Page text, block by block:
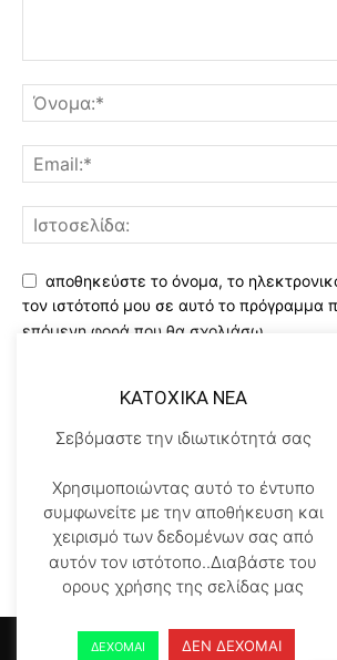
αποθηκεύστε το όνομα, το
τον ιστότοπό μου σε αυτό το πρόγραμμα
επόμενη φορά που θα σχολιάσω.
Χρησιμοποιώντας αυτό το έντυπο
αποθήκευση και χειρισμό των
τον ιστότοπο..Διαβάστε του ορους
μας*
Αρχικη KATOHIKA NEA Login Register
KATOXIKA NEA
Σεβόμαστε την ιδιωτικότητά σας
Χρησιμοποιώντας αυτό το έντυπο
συμφωνείτε με την αποθήκευση και
χειρισμό των δεδομένων σας από
αυτόν τον ιστότοπο..Διαβάστε του
ορους χρήσης της σελίδας μας
ΔΕΧΟΜΑΙ ΔΕΝ ΔΕΧΟΜΑΙ